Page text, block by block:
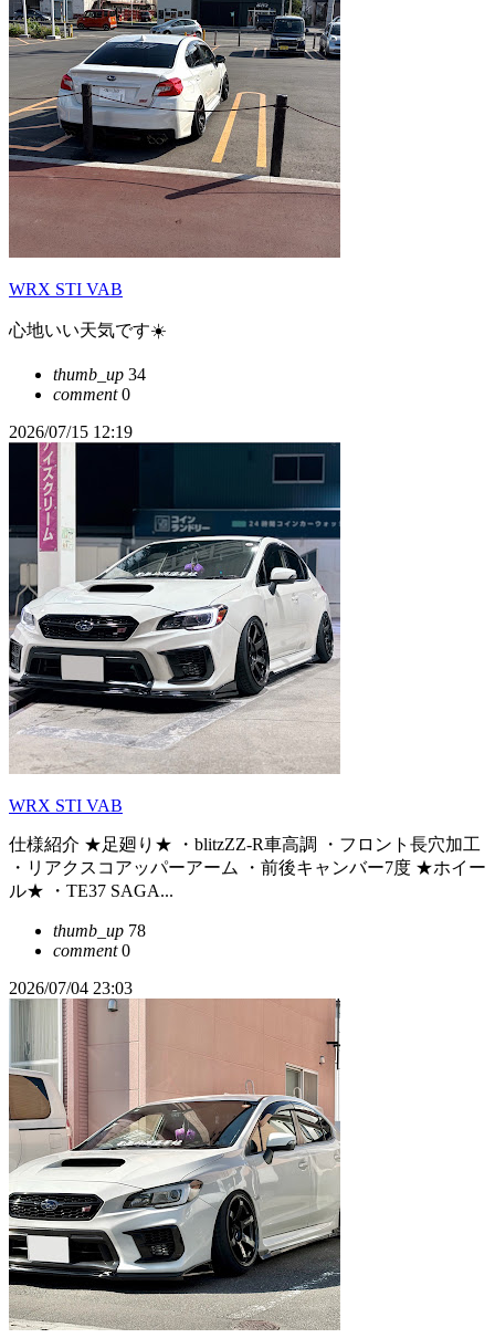
WRX STI VAB
心地いい天気です☀️
thumb_up 34
comment0
2026/07/15 12:19
WRX STI VAB
仕様紹介 ★足廻り★ ・blitzZZ-R車高調 ・フロント長穴加工
・リアクスコアッパーアーム ・前後キャンバー7度 ★ホイー
ル★ ・TE37 SAGA...
thumb_up 78
comment0
2026/07/04 23:03